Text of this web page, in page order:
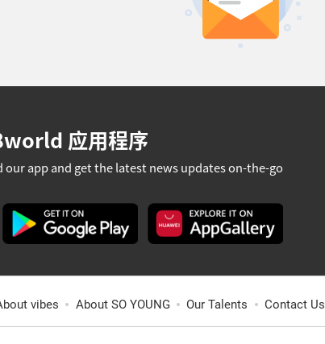
应用程序
our app and get the latest news updates on-the-go
vibes About SO YOUNG Our Talents Contact Us